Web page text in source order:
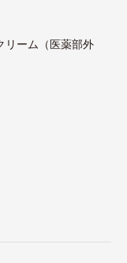
リーム（医薬部外